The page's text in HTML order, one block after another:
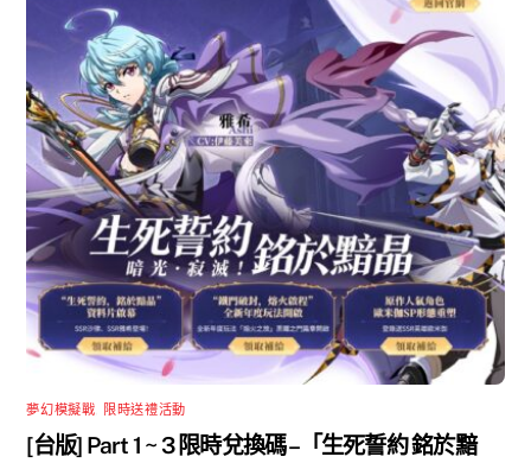
夢幻模擬戰 限時送禮活動
[台版] Part 1 ~ 3 限時兌換碼 –「生死誓約 銘於黯